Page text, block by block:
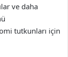
ve daha
tutkunları için